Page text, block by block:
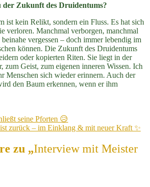
der Zukunft des Druidentums?
ist kein Relikt, sondern ein Fluss. Es hat sich
verloren. Manchmal verborgen, manchmal
vergessen – doch immer lebendig im
können. Die Zukunft des Druidentums
oder kopierten Riten. Sie liegt in der
zum Geist, zum eigenen inneren Wissen. Ich
Menschen sich wieder erinnern. Auch der
den Baum erkennen, wenn er ihm
seine Pforten 😥
zurück – im Einklang & mit neuer Kraft ✨
zu „Interview mit Meister